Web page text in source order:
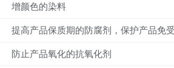
增颜色的染料
提高产品保质期的防腐剂，保护产品免
防止产品氧化的抗氧化剂